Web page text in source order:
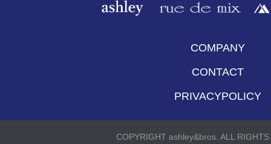
COMPANY
CONTACT
PRIVACYPOLICY
COPYRIGHT ashley&bros. ALL